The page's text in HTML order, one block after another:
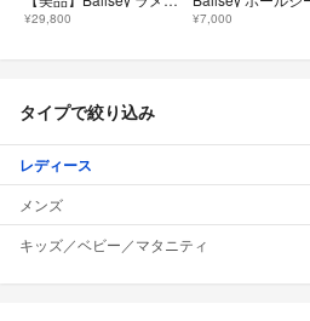
¥29,800 ¥7,000
タイプで絞り込み
レディース
メンズ
キッズ／ベビー／マタニティ